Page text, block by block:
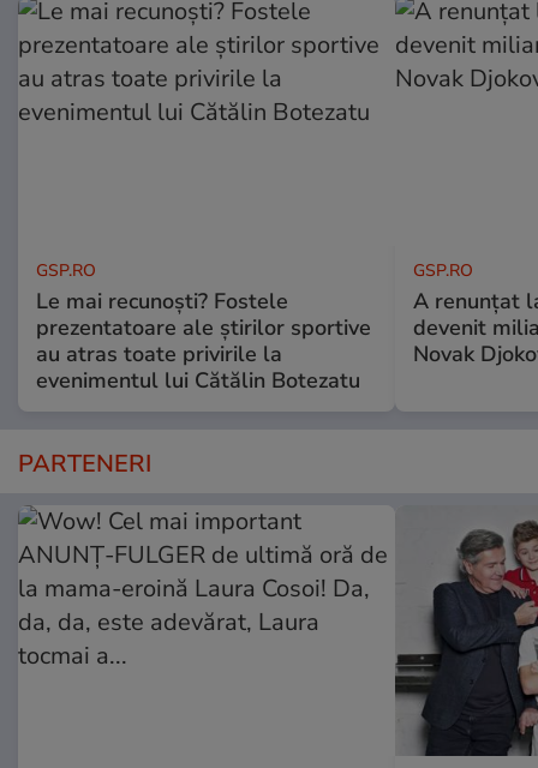
GSP.RO
Le mai recunoști? Fostele
prezentatoare ale știrilor sportive
au atras toate privirile la
evenimentul lui Cătălin Botezatu
GSP.RO
A renunțat
devenit
Novak
PARTENERI